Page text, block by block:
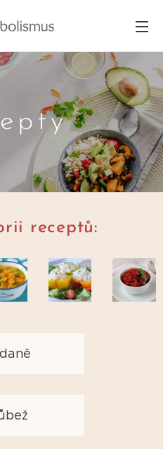
receptů: